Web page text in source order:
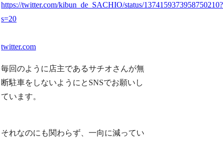
https://twitter.com/kibun_de_SACHIO/status/1374159373958750210?
s=20
twitter.com
毎回のように店主であるサチオさんが無
断駐車をしないようにとSNSでお願いし
ています。
それなのにも関わらず、一向に減ってい